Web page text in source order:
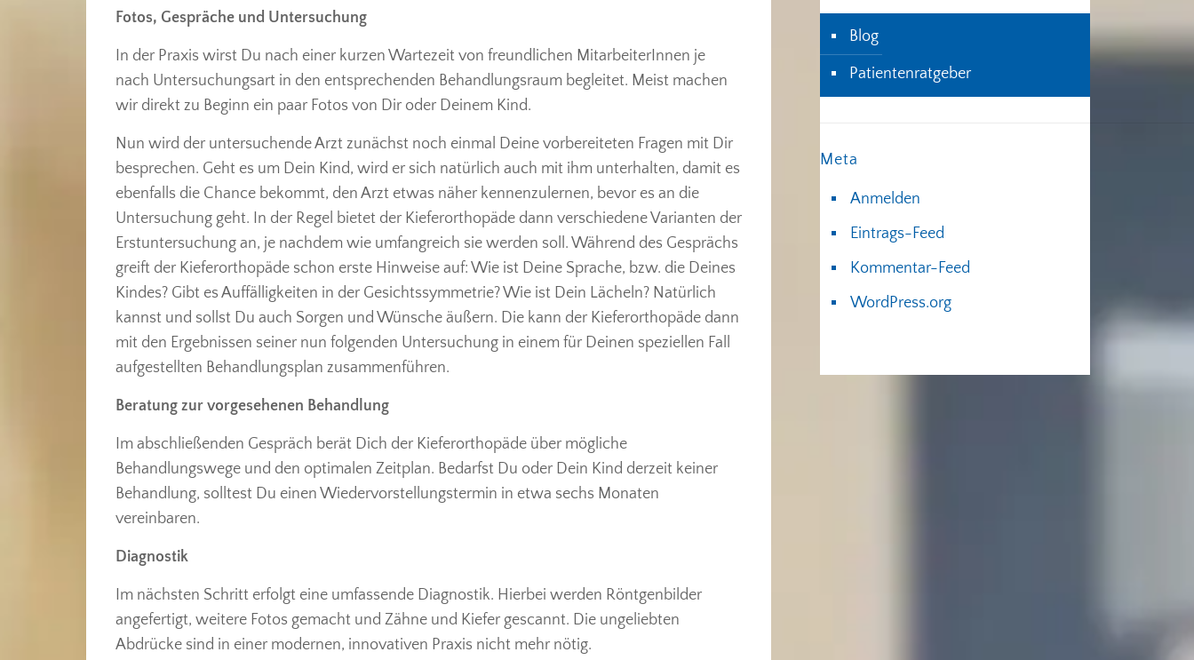
Fotos, Gespräche und Untersuchung
In der Praxis wirst Du nach einer kurzen Wartezeit von freundlichen MitarbeiterInnen je
nach Untersuchungsart in den entsprechenden Behandlungsraum begleitet. Meist machen
wir direkt zu Beginn ein paar Fotos von Dir oder Deinem Kind.
Nun wird der untersuchende Arzt zunächst noch einmal Deine vorbereiteten Fragen mit Dir
besprechen. Geht es um Dein Kind, wird er sich natürlich auch mit ihm unterhalten, damit es
ebenfalls die Chance bekommt, den Arzt etwas näher kennenzulernen, bevor es an die
Untersuchung geht. In der Regel bietet der Kieferorthopäde dann verschiedene Varianten der
Erstuntersuchung an, je nachdem wie umfangreich sie werden soll. Während des Gesprächs
greift der Kieferorthopäde schon erste Hinweise auf: Wie ist Deine Sprache, bzw. die Deines
Kindes? Gibt es Auffälligkeiten in der Gesichtssymmetrie? Wie ist Dein Lächeln? Natürlich
kannst und sollst Du auch Sorgen und Wünsche äußern. Die kann der Kieferorthopäde dann
mit den Ergebnissen seiner nun folgenden Untersuchung in einem für Deinen speziellen Fall
aufgestellten Behandlungsplan zusammenführen.
Beratung zur vorgesehenen Behandlung
Im abschließenden Gespräch berät Dich der Kieferorthopäde über mögliche
Behandlungswege und den optimalen Zeitplan. Bedarfst Du oder Dein Kind derzeit keiner
Behandlung, solltest Du einen Wiedervorstellungstermin in etwa sechs Monaten
vereinbaren.
Diagnostik
Im nächsten Schritt erfolgt eine umfassende Diagnostik. Hierbei werden Röntgenbilder
angefertigt, weitere Fotos gemacht und Zähne und Kiefer gescannt. Die ungeliebten
Abdrücke sind in einer modernen, innovativen Praxis nicht mehr nötig.
Blog
Patientenratgeber
Meta
Anmelden
Eintrags-Feed
Kommentar-Feed
WordPress.org